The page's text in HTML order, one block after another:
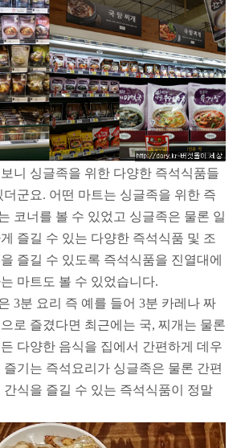
니 싱글족을 위한 다양한 즉석식품들
군요. 어떤 마트는 싱글족을 위한 즉
코너를 볼 수 있었고 싱글족은 물론 일
즐길 수 있는 다양한 즉석식품 및 조
즐길 수 있도록 즉석식품을 진열대에
마트도 볼 수 있었습니다.
3분 요리 즉 예를 들어 3분 카레나 짜
로 즐겼다면 최근에는 국, 찌개는 물론
다양한 음식을 집에서 간편하게 데우
기는 즉석요리가 싱글족은 물론 간편
식을 즐길 수 있는 즉석식품이 정말